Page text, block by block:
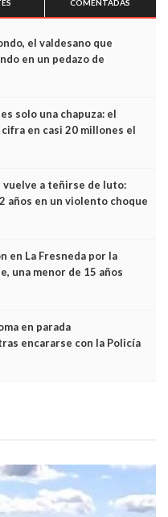
COMENTADAS
el valdesano que
en un pedazo de
es solo una chapuza: el
en casi 20 millones el
que no cabían por los
vuelve a teñirse de luto:
años en un violento choque
en La Fresneda por la
una menor de 15 años
en parada
encararse con la Policía